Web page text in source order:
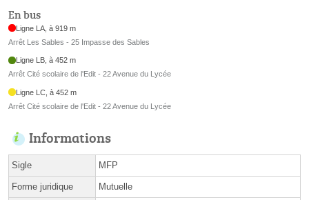
En bus
Ligne LA, à 919 m
Arrêt Les Sables - 25 Impasse des Sables
Ligne LB, à 452 m
Arrêt Cité scolaire de l'Edit - 22 Avenue du Lycée
Ligne LC, à 452 m
Arrêt Cité scolaire de l'Edit - 22 Avenue du Lycée
Informations
Sigle MFP
Forme juridique Mutuelle